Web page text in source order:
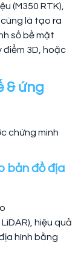
(M350 RTK),
cùng là tạo ra
số bề mặt
điểm 3D, hoặc
& ứng
chứng minh
bản đồ địa
hiệu quả
hình bằng